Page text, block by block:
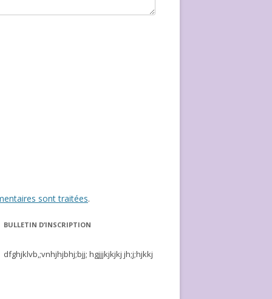
sont traitées.
BULLETIN D’INSCRIPTION
dfghjklvb,;vnhjhjbhj;bjj; hgjjjkjkjkj jh;j;hjkkj